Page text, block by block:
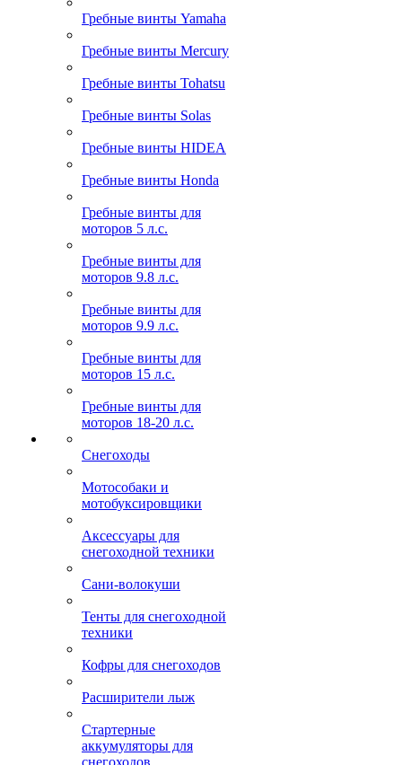
Гребные винты Yamaha
Гребные винты Mercury
Гребные винты Tohatsu
Гребные винты Solas
Гребные винты HIDEA
Гребные винты Honda
Гребные винты для
моторов 5 л.с.
Гребные винты для
моторов 9.8 л.с.
Гребные винты для
моторов 9.9 л.с.
Гребные винты для
моторов 15 л.с.
Гребные винты для
моторов 18-20 л.с.
Снегоходы
Мотособаки и
мотобуксировщики
Аксессуары для
снегоходной техники
Сани-волокуши
Тенты для снегоходной
техники
Кофры для снегоходов
Расширители лыж
Стартерные
аккумуляторы для
снегоходов